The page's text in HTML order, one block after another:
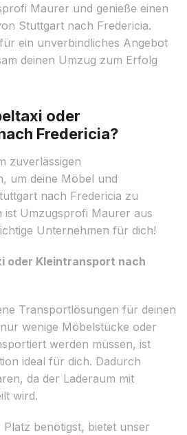
Maurer und genieße einen
Stuttgart nach Fredericia.
ein unverbindliches Angebot
deinen Umzug zum Erfolg
oder
Fredericia?
zuverlässigen
um deine Möbel und
nach Fredericia zu
ist Umzugsprofi Maurer aus
Unternehmen für dich!
oder Kleintransport nach
Transportlösungen für deinen
wenige Möbelstücke oder
werden müssen, ist
ideal für dich. Dadurch
da der Laderaum mit
wird.
benötigst, bietet unser